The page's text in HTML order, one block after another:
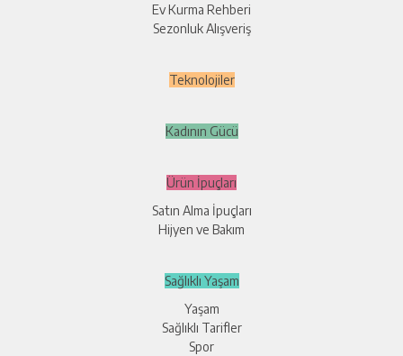
Ev Kurma Rehberi
Sezonluk Alışveriş
Teknolojiler
Kadının Gücü
Ürün İpuçları
Satın Alma İpuçları
Hijyen ve Bakım
Sağlıklı Yaşam
Yaşam
Sağlıklı Tarifler
Spor